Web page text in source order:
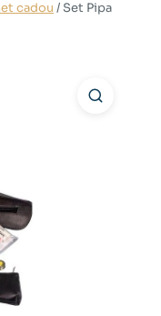
cadou / Set Pipa